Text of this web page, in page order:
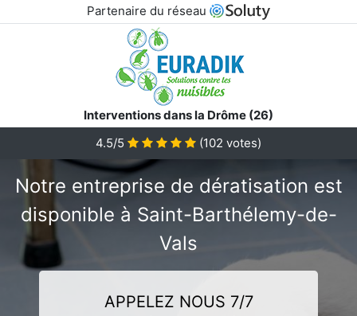
Partenaire du réseau
Interventions dans la Drôme (26)
4.5/5
(102 votes)
Notre entreprise de dératisation est
disponible à Saint-Barthélemy-de-
Vals
APPELEZ NOUS 7/7